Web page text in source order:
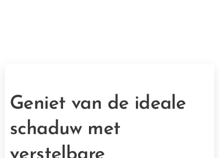
Geniet van de ideale
schaduw met